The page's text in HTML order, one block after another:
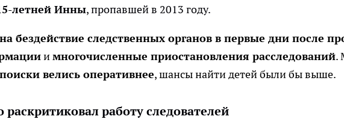
летней Инны, пропавшей в 2013 году.
бездействие следственных органов в первые дни после
имногочисленные приостановления расследований.
поиски велись оперативнее, шансы найти детей были бы выше.
работу следователей